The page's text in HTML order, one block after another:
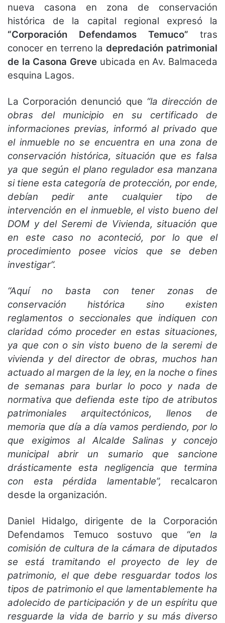
nueva casona en zona de conservación
histórica de la capital regional expresó la
“Corporación Defendamos Temuco” tras
conocer en terreno ladepredación patrimonial
de la Casona Greve ubicada en Av. Balmaceda
esquina Lagos.
La Corporación denunció que “la dirección de
obras del municipio en su certificado de
informaciones previas, informó al privado que
el inmueble no se encuentra en una zona de
conservación histórica, situación que es falsa
ya que según el plano regulador esa manzana
si tiene esta categoría de protección, por ende,
debían pedir ante cualquier tipo de
intervención en el inmueble, el visto bueno del
DOM y del Seremi de Vivienda, situación que
en este caso no aconteció, por lo que el
procedimiento posee vicios que se deben
investigar”.
“Aquí no basta con tener zonas de
conservación histórica sino existen
reglamentos o seccionales que indiquen con
claridad cómo proceder en estas situaciones,
ya que con o sin visto bueno de la seremi de
vivienda y del director de obras, muchos han
actuado al margen de la ley, en la noche o fines
de semanas para burlar lo poco y nada de
normativa que defienda este tipo de atributos
patrimoniales arquitectónicos, llenos de
memoria que día a día vamos perdiendo, por lo
que exigimos al Alcalde Salinas y concejo
municipal abrir un sumario que sancione
drásticamente esta negligencia que termina
con esta pérdida lamentable”, recalcaron
desde la organización.
Daniel Hidalgo, dirigente de la Corporación
Defendamos Temuco sostuvo que “en la
comisión de cultura de la cámara de diputados
se está tramitando el proyecto de ley de
patrimonio, el que debe resguardar todos los
tipos de patrimonio el que lamentablemente ha
adolecido de participación y de un espíritu que
resguarde la vida de barrio y su más diverso